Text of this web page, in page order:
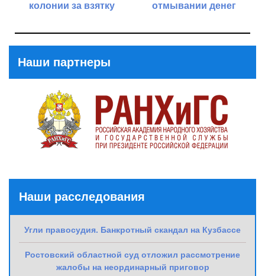
колонии за взятку
отмывании денег
Наши партнеры
Наши расследования
Угли правосудия. Банкротный скандал на Кузбассе
Ростовский областной суд отложил рассмотрение
жалобы на неординарный приговор